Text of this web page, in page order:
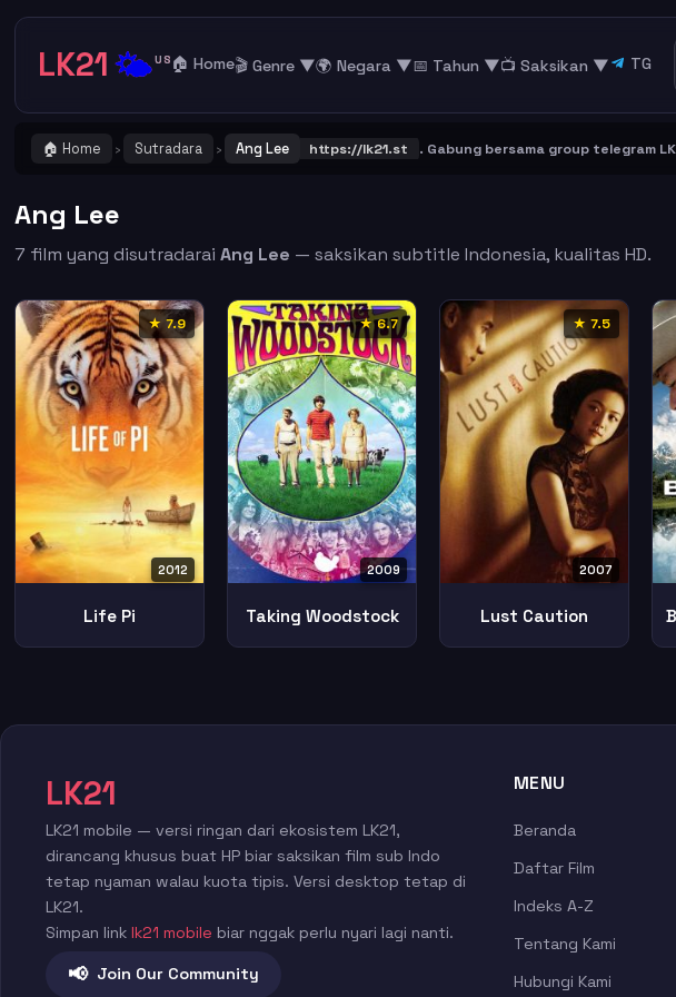
LK21🌤️US 🏠 Home🎬 Genre ▼🌍 Negara ▼📅 Tahun ▼📺 Saksikan ▼ TG
🏠 Home › Sutradara › Ang Lee
Catat dan Bookmark alamat URL LK21 https://lk21.st . Gabung bersama group telegram LK21 di
Ang Lee
7 film yang disutradaraiAng Lee — saksikan subtitle Indonesia, kualitas HD.
★ 7.9
2012
Life Pi
★ 6.7
2009
Taking Woodstock
★ 7.5
2007
Lust Caution
LK21
LK21 mobile — versi ringan dari ekosistem LK21,
dirancang khusus buat HP biar saksikan film sub Indo
tetap nyaman walau kuota tipis. Versi desktop tetap di
LK21.
Simpan link lk21 mobile biar nggak perlu nyari lagi nanti.
📢 Join Our Community
MENU
Beranda
Daftar Film
Indeks A-Z
Tentang Kami
Hubungi Kami